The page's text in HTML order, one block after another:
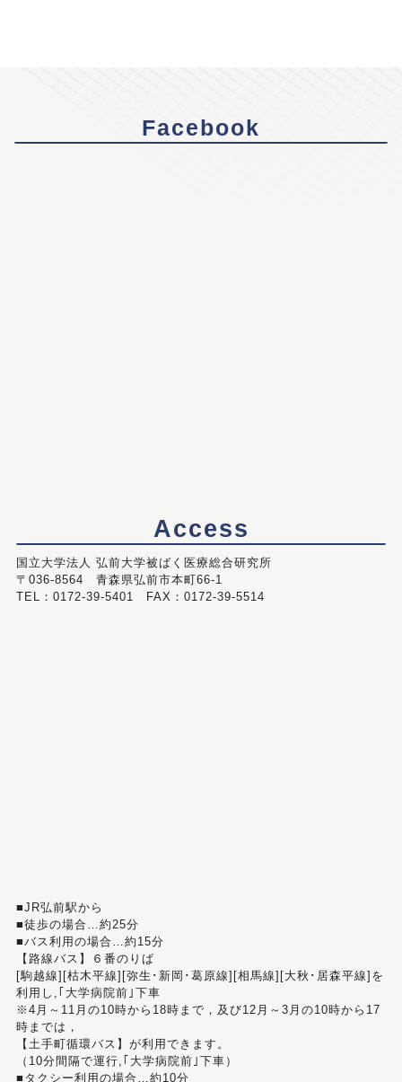
Facebook
Access
国立大学法人 弘前大学被ばく医療総合研究所
〒036-8564 青森県弘前市本町66-1
TEL：0172-39-5401 FAX：0172-39-5514
■JR弘前駅から
■徒歩の場合…約25分
■バス利用の場合…約15分
【路線バス】６番のりば
[駒越線][枯木平線][弥生･新岡･葛原線][相馬線][大秋･居森平線]を
利用し,｢大学病院前｣下車
※4月～11月の10時から18時まで，及び12月～3月の10時から17
時までは，
【土手町循環バス】が利用できます。
（10分間隔で運行,｢大学病院前｣下車）
■タクシー利用の場合…約10分